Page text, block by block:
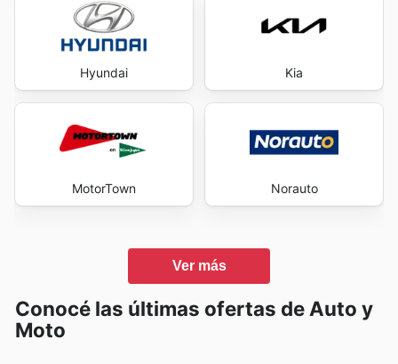
Hyundai Kia
MotorTown Norauto
Ver más
Conocé las últimas ofertas de Auto y
Moto